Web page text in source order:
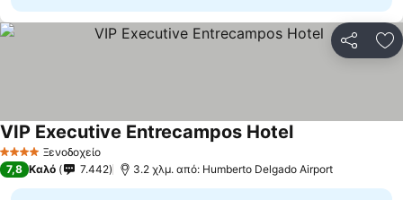
4 ΑστέριαΞενοδοχείο
VIP Executive Entrecampos HotelΕμφάνιση τιμών
7,8 Καλό 7.442 3.2 χλμ. από: Humberto Delgado Airport